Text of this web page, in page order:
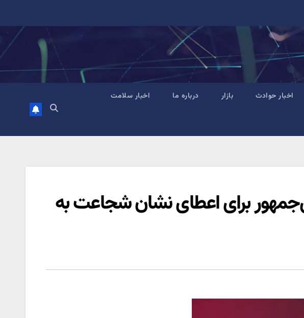
اخبار حوادث بازار درباره ما اخبار سلامت
برای اعطای نشان شجاعت به